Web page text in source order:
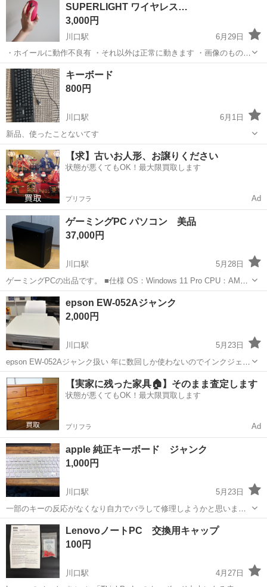
び付帯業務★ グ...SUPERLIGHT ワイヤレス…
3,000円
川口駅
6月29日
・ホイールに動作不良有 ・それ以外は正常に動きます ・画像のものが
全てです 2022年10月に買いました 川口駅付近でのお渡しになります
または日時を合わせてJR駅構内等での引渡しです 川口駅から指定場所
まで、往復の交通...
埼玉 川口市 川口駅
キーボード
800円
川口駅
6月1日
新品、使ったことないてす
埼玉 川口市 川口駅 パソコン キーボード
【求】古いお人形、お譲りください
状態が悪くてもOK！最大限買取します
プリフラ Ad
ゲーミングPC パソコン 美品
37,000円
川口駅
5月28日
ゲーミングPCの出品です。 ■仕様 OS：Windows 11 Pro CPU：AMD
Ryzen 5 3500 3.6Ghz GPU：NVDIA GeForce GTX1660 6GB メモリ：
8GB ストレージ：...
埼玉 川口市 ゲーミングPC
epson EW-052Aジャンク
2,000円
川口駅
5月23日
epson EW-052Aジャンク扱い 年に数回しか使わないのでインクジェッ
ト特有のヘッド目詰まりが発生し都度ヘッド清掃して使っていました
が現状インク残量ランプが点灯しており清掃など必要そうです。自分
でメンテできそうな方や...
埼玉 川口市 川口駅 プリンター ジャンク
【実家に残った家具🏠】そのまま査定します
状態が悪くてもOK！最大限買取します
プリフラ Ad
apple 純正キーボード ジャンク
1,000円
川口駅
5月23日
一部のキーの反応がなくなり自力でバラして修理しようかと思いまし
たが断念しました。キートップ等揃っているので部品取りなどにいか
がですか？ジャンクですので細かく気になさる方はご遠慮下さい。 川
口アリオ付近まで取りにお越しいただけ...
埼玉 川口市 周辺機器 ジャンク
LenovoノートPC 交換用キャップ
100円
川口駅
4月27日